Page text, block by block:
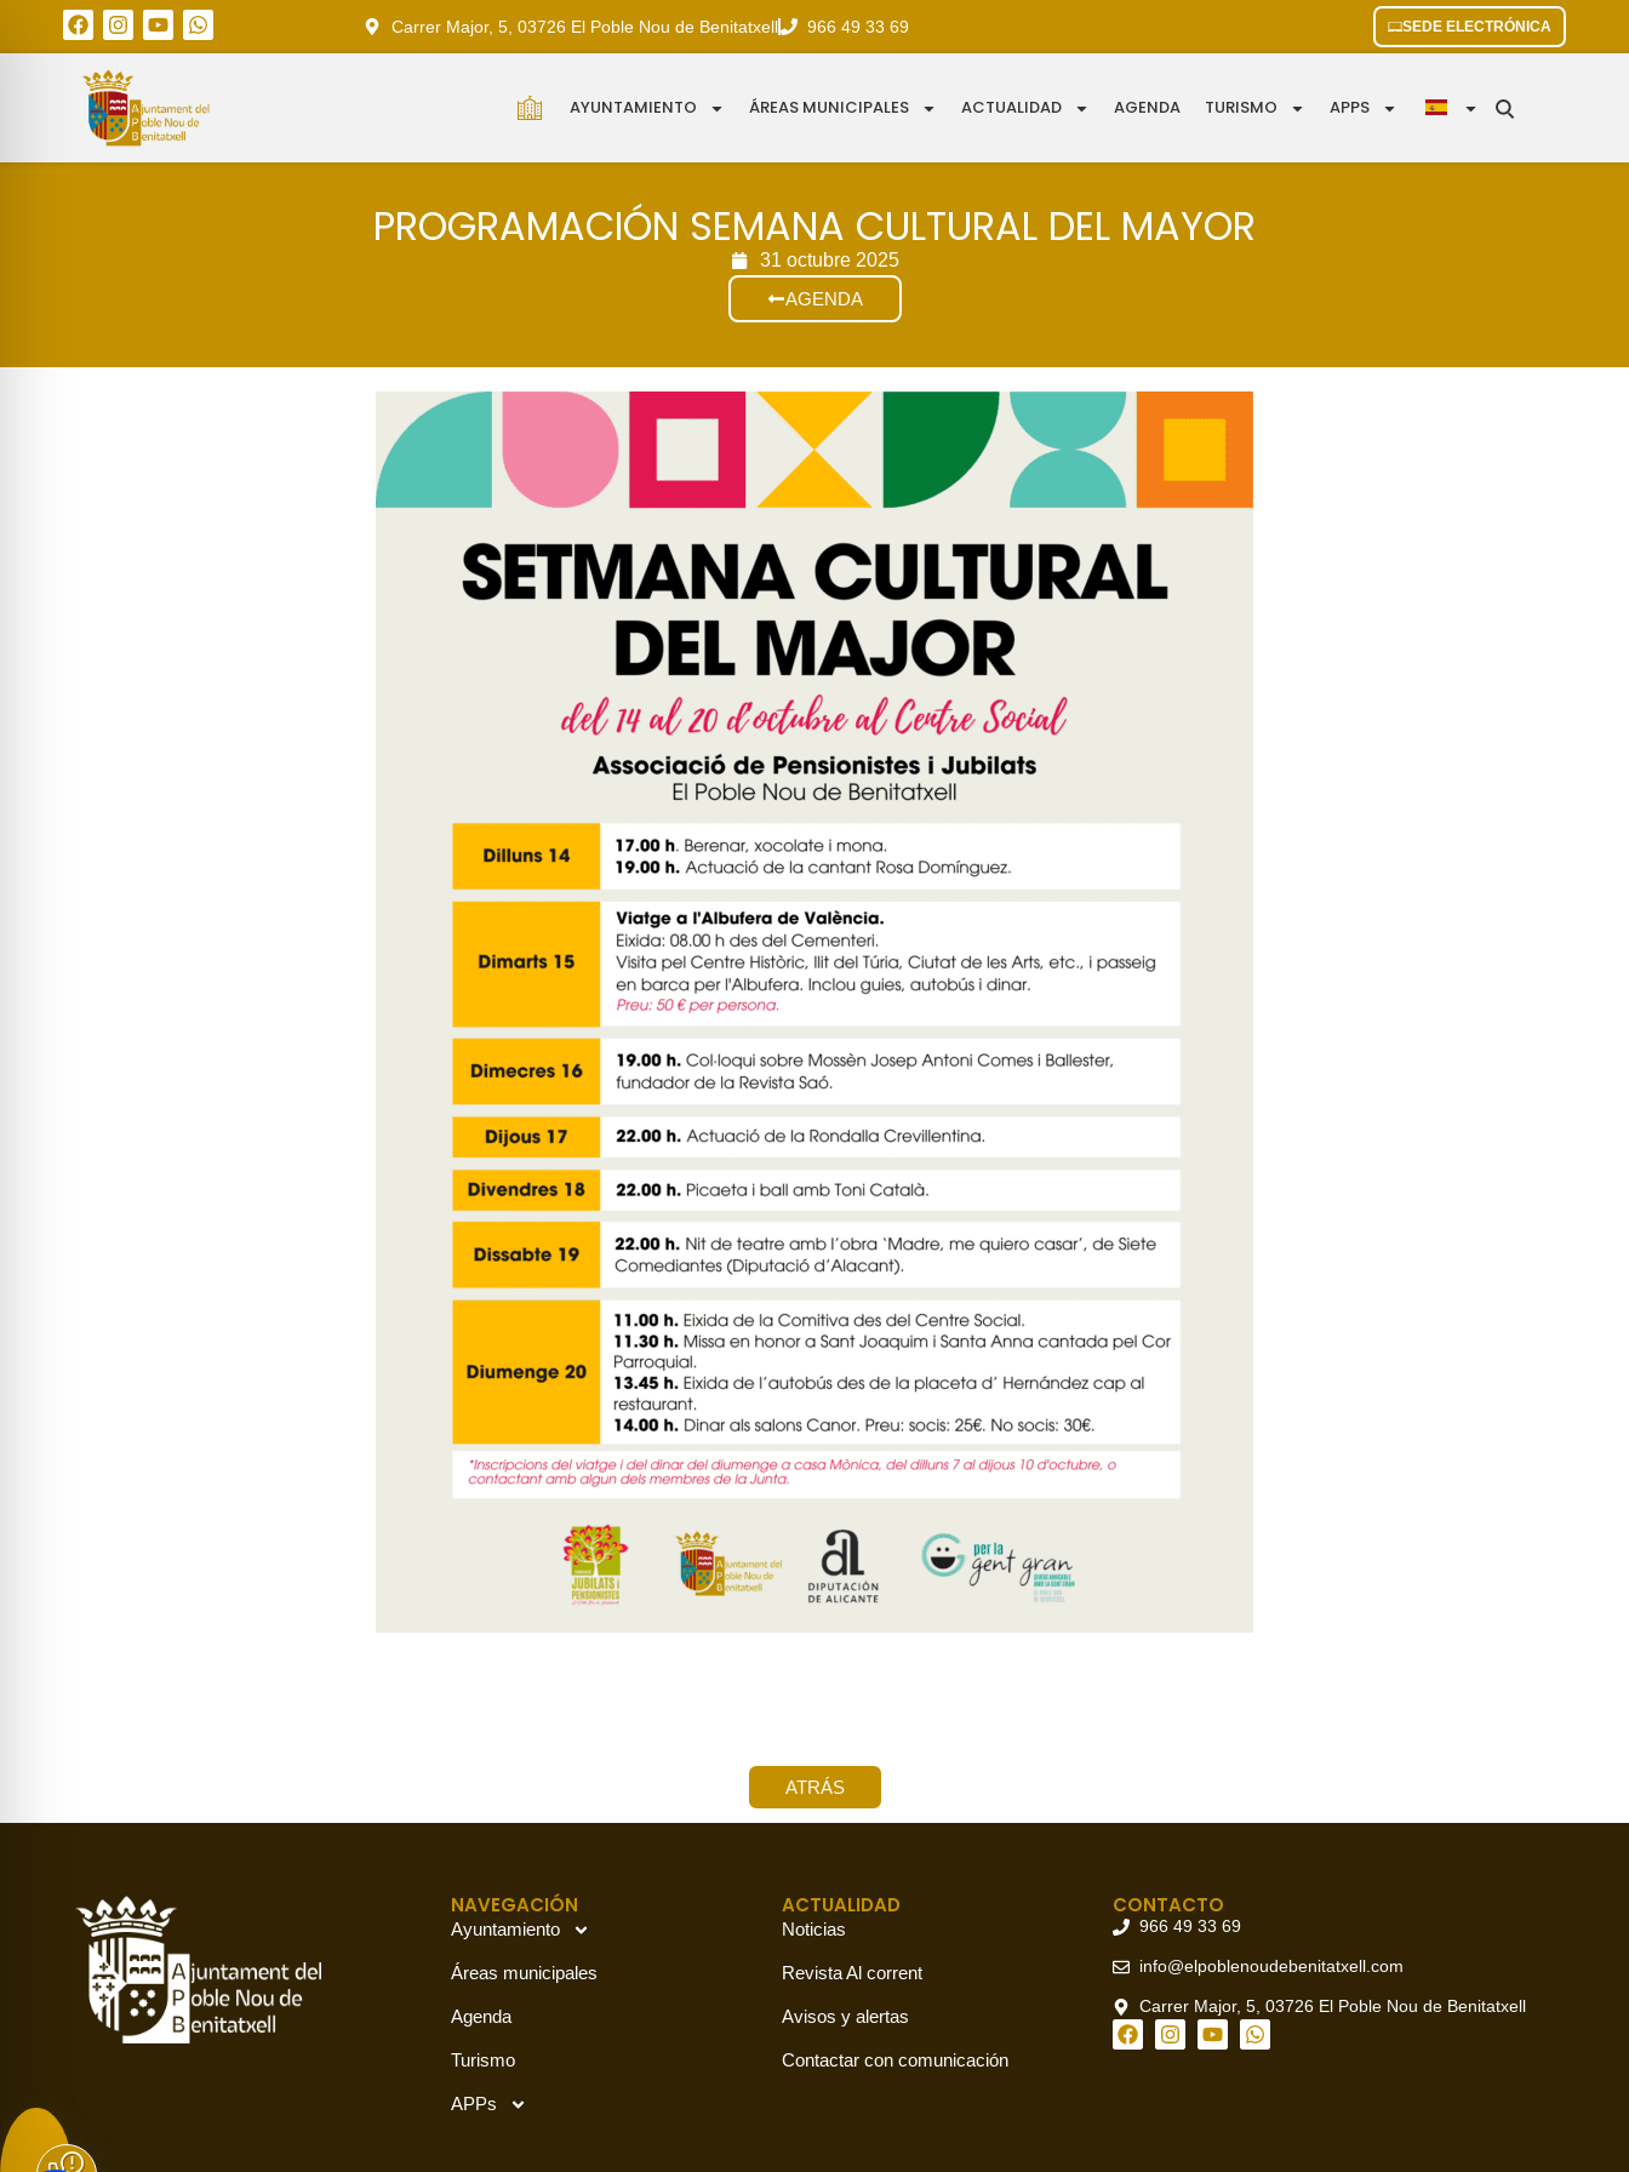
Carrer Major, 5, 03726 El Poble Nou de Benitatxell 966 49 33 69 SEDE ELECTRÓNICA
AYUNTAMIENTO ÁREAS MUNICIPALES ACTUALIDAD AGENDA TURISMO APPS
PROGRAMACIÓN SEMANA CULTURAL DEL MAYOR
31 octubre 2025
AGENDA
ATRÁS
NAVEGACIÓN
Ayuntamiento
Áreas municipales
Agenda
Turismo
APPs
ACTUALIDAD
Noticias
Revista Al corrent
Avisos y alertas
Contactar con comunicación
CONTACTO
966 49 33 69
info@elpoblenoudebenitatxell.com
Carrer Major, 5, 03726 El Poble Nou de Benitatxell